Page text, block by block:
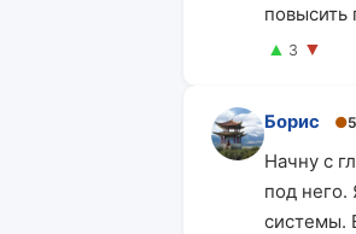
повысить
▲ 3 ▼
Борис ●5
Начну с
под него.
системы.